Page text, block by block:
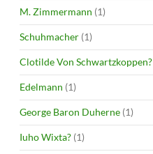
M. Zimmermann (1)
Schuhmacher (1)
Clotilde Von Schwartzkoppen?
Edelmann (1)
George Baron Duherne (1)
Iuho Wixta? (1)